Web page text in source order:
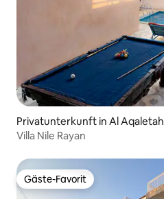
Privatunterkunft in Al Aqaletah
Villa Nile Rayan
Gäste-Favorit
Gäste-Favorit